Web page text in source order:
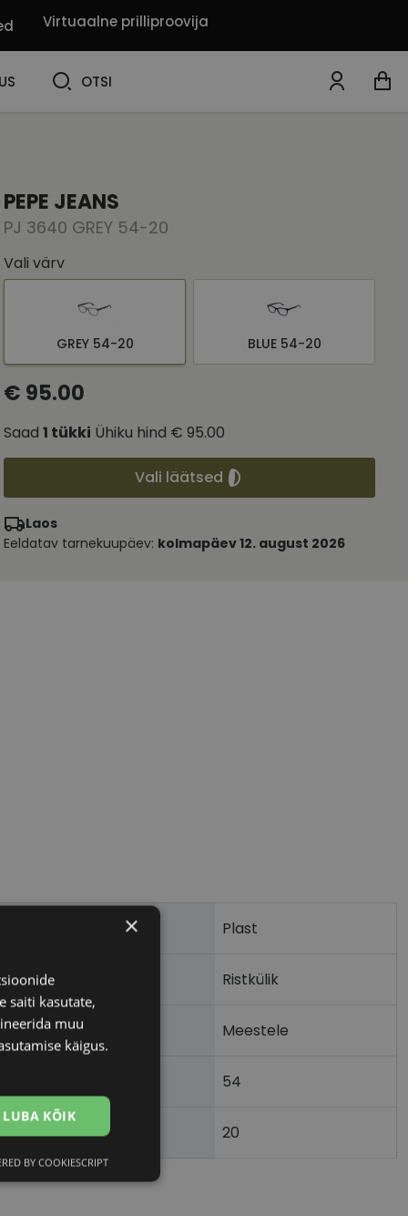
Virtuaalne prilliproovija
OTSI
PEPE JEANS
PJ 3640 GREY 54-20
Vali värv
GREY 54-20 BLUE 54-20
€ 95.00
Saad 1 tükki Ühiku hind € 95.00
Vali läätsed
Laos
Eeldatav tarnekuupäev: kolmapäev 12. august 2026
Plast
Ristkülik
Meestele
54
20
×
saiti kasutate,
muu
käigus.
LUBA KÕIK
BY COOKIESCRIPT